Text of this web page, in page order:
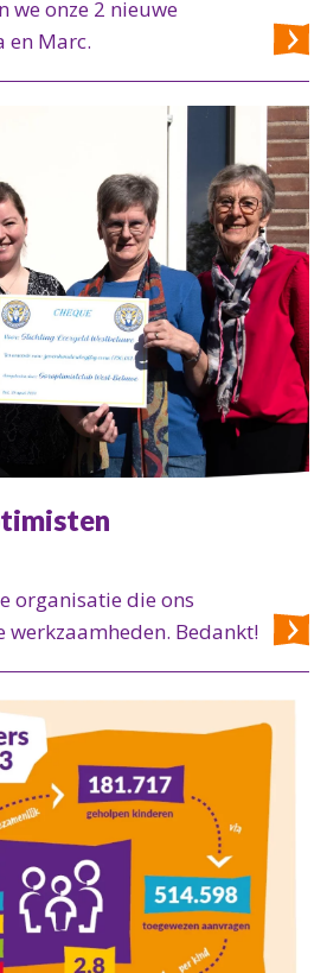
we onze 2 nieuwe
en Marc.
organisatie die ons
werkzaamheden. Bedankt!